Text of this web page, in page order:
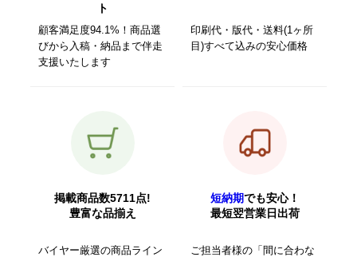
ト
顧客満足度94.1%！商品選
びから入稿・納品まで伴走
支援いたします
印刷代・版代・送料(1ヶ所
目)すべて込みの安心価格
掲載商品数5711点!
豊富な品揃え
バイヤー厳選の商品ライン
短納期でも安心！
最短翌営業日出荷
ご担当者様の「間に合わな